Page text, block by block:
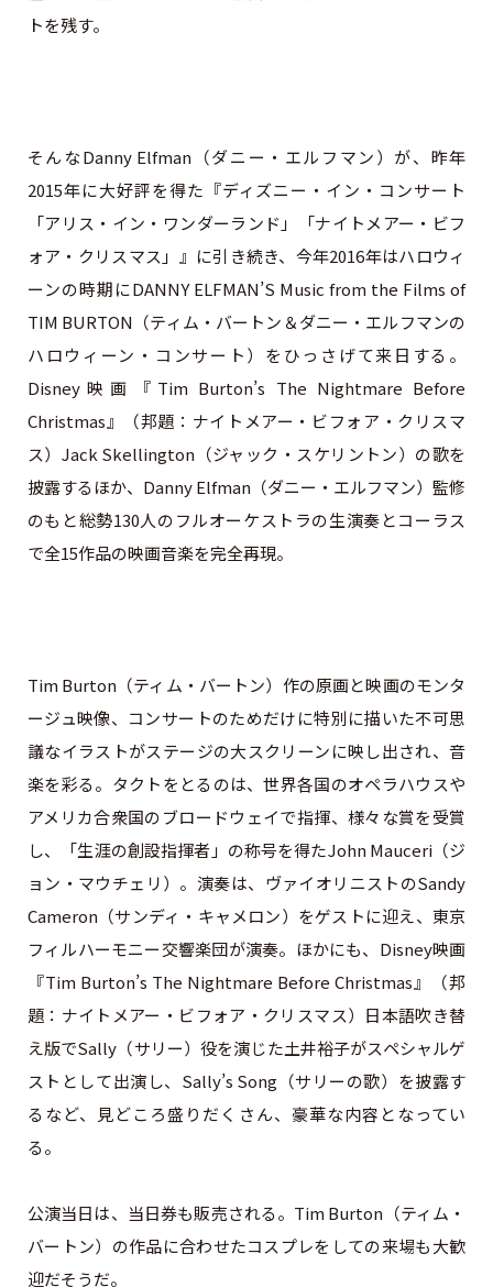
トを残す。
そんなDanny Elfman（ダニー・エルフマン）が、昨年
2015年に大好評を得た『ディズニー・イン・コンサート
「アリス・イン・ワンダーランド」「ナイトメアー・ビフ
ォア・クリスマス」』に引き続き、今年2016年はハロウィ
ーンの時期にDANNY ELFMAN’S Music from the Films of
TIM BURTON（ティム・バートン＆ダニー・エルフマンの
ハロウィーン・コンサート）をひっさげて来日する。
Disney映画『Tim Burton’s The Nightmare Before
Christmas』（邦題：ナイトメアー・ビフォア・クリスマ
ス）Jack Skellington（ジャック・スケリントン）の歌を
披露するほか、Danny Elfman（ダニー・エルフマン）監修
のもと総勢130人のフルオーケストラの生演奏とコーラス
で全15作品の映画音楽を完全再現。
Tim Burton（ティム・バートン）作の原画と映画のモンタ
ージュ映像、コンサートのためだけに特別に描いた不可思
議なイラストがステージの大スクリーンに映し出され、音
楽を彩る。タクトをとるのは、世界各国のオペラハウスや
アメリカ合衆国のブロードウェイで指揮、様々な賞を受賞
し、「生涯の創設指揮者」の称号を得たJohn Mauceri（ジ
ョン・マウチェリ）。演奏は、ヴァイオリニストのSandy
Cameron（サンディ・キャメロン）をゲストに迎え、東京
フィルハーモニー交響楽団が演奏。ほかにも、Disney映画
『Tim Burton’s The Nightmare Before Christmas』（邦
題：ナイトメアー・ビフォア・クリスマス）日本語吹き替
え版でSally（サリー）役を演じた土井裕子がスペシャルゲ
ストとして出演し、Sally’s Song（サリーの歌）を披露す
るなど、見どころ盛りだくさん、豪華な内容となってい
る。
公演当日は、当日券も販売される。Tim Burton（ティム・
バートン）の作品に合わせたコスプレをしての来場も大歓
迎だそうだ。